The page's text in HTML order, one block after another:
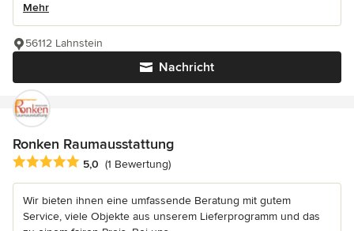
Mehr
Nachricht
56112 Lahnstein
Ronken Raumausstattung
Durchschnittliche Bewertung: 5 von 5 Sternen
5,0 (1 Bewertung)
Wir bieten ihnen eine umfassende Beratung mit gutem
Service, viele Objekte aus unserem Lieferprogramm und das